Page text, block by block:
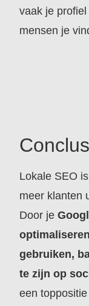
vaak je
mensen je
Lokale SEO
meer klanten
Door je
gebruiken,
te zijn op
een